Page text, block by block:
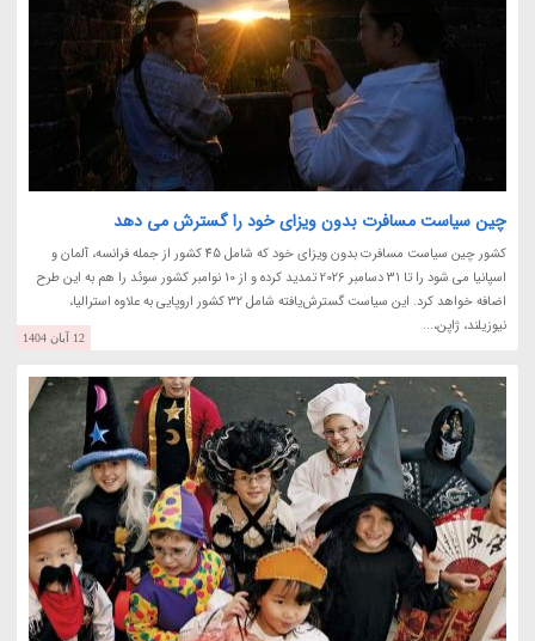
چین سیاست مسافرت بدون ویزای خود را گسترش می دهد
کشور چین سیاست مسافرت بدون ویزای خود که شامل 45 کشور از جمله فرانسه، آلمان و
اسپانیا می شود را تا 31 دسامبر 2026 تمدید کرده و از 10 نوامبر کشور سوئد را هم به این طرح
اضافه خواهد کرد. این سیاست گسترش‌یافته شامل 32 کشور اروپایی به علاوه استرالیا،
نیوزیلند، ژاپن،...
12 آبان 1404